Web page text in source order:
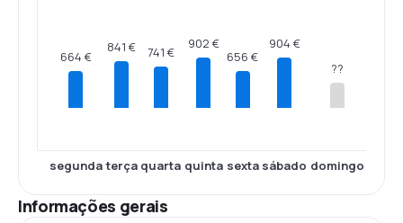
664 €
segunda
841 €
terça
741 €
quarta
902 €
quinta
656 €
sexta
904 €
sábado
??
domingo
Informações gerais